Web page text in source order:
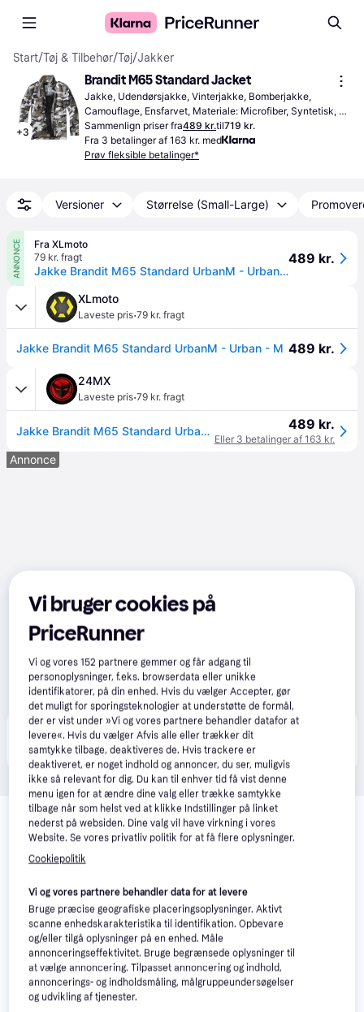
Start/Tøj & Tilbehør/Tøj/Jakker
+3
Brandit M65 Standard Jacket
Jakke, Udendørsjakke, Vinterjakke, Bomberjakke,
Camouflage, Ensfarvet, Materiale: Microfiber, Syntetisk,
Fleece, Stof, Polyester, Vandtæt, Med indlæg, Slidstærk,
Vaskbar, Vindtæt, Aftagelige skulderstropper, Foret, Hætte,
Justérbar, Vandafvisende, Justerbare skulderstropper,
Sammenlign priser fra489 kr.til719 kr.
Fra 3 betalinger af 163 kr. med
Prøv fleksible betalinger*
Versioner Størrelse (Small-Large)
ANNONCE
Fra XLmoto
79 kr. fragt
Jakke Brandit M65 Standard UrbanM - Urban - M
489 kr.
XLmoto
Laveste pris·79 kr. fragt
Jakke Brandit M65 Standard UrbanM - Urban - M 489 kr.
24MX
Laveste pris·79 kr. fragt
Jakke Brandit M65 Standard UrbanM - Urban - M 489 kr.
Eller 3 betalinger af 163 kr.
Annonce
Produktet fås også hos 1 butik , som ikke er betalende
kunde i denne kategori.
Relaterede produkter
Se vores forslag til andre produkter, der matcher dine
interesser.
Vis alle
Trender Trender
Vi bruger cookies på
PriceRunner
Vi og vores152 partnere gemmer og får adgang til
personoplysninger, f.eks. browserdata eller unikke
identifikatorer, på din enhed. Hvis du vælger Accepter, gør
det muligt for sporingsteknologier at understøtte de formål,
der er vist under »Vi og vores partnere behandler datafor at
levere«. Hvis du vælger Afvis alle eller trækker dit
samtykke tilbage, deaktiveres de. Hvis trackere er
deaktiveret, er noget indhold og annoncer, du ser, muligvis
ikke så relevant for dig. Du kan til enhver tid få vist denne
menu igen for at ændre dine valg eller trække samtykke
tilbage når som helst ved at klikke Indstillinger på linket
nederst på websiden. Dine valg vil have virkning i vores
Website. Se vores privatliv politik for at få flere oplysninger.
Cookiepolitik
Vi og vores partnere behandler data for at levere
Bruge præcise geografiske placeringsoplysninger. Aktivt
scanne enhedskarakteristika til identifikation. Opbevare
og/eller tilgå oplysninger på en enhed. Måle
annonceringseffektivitet. Bruge begrænsede oplysninger til
at vælge annoncering. Tilpasset annoncering og indhold,
annoncerings- og indholdsmåling, målgruppeundersøgelser
og udvikling af tjenester.